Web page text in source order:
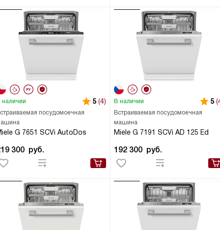
посудомоечная
G 7651 SCVi AutoDos
наличии 5 (4)
300 руб.
Встраиваемая посудомоечная
машина
Miele G 7191 SCVi AD 125 Ed
В наличии 5
192 300 руб.